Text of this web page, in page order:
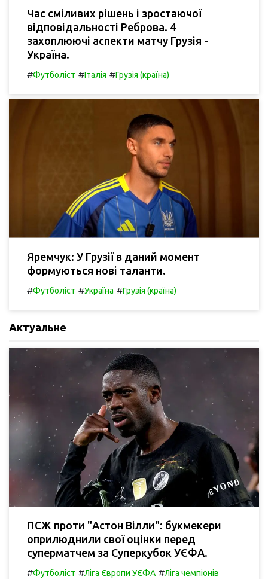
Час сміливих рішень і зростаючої
відповідальності Реброва. 4
захоплюючі аспекти матчу Грузія -
Україна.
#Футболіст #Італія #Грузія (країна)
Яремчук: У Грузії в даний момент
формуються нові таланти.
#Футболіст #Україна #Грузія (країна)
Актуальне
ПСЖ проти "Астон Вілли": букмекери
оприлюднили свої оцінки перед
суперматчем за Суперкубок УЄФА.
#Футболіст #Ліга Європи УЄФА #Ліга чемпіонів